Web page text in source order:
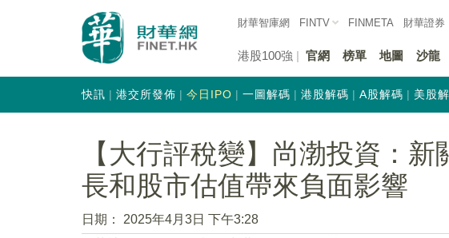
財華智庫網 FINTV FINMETA 財華證券
港股100強 官網 榜單 地圖 沙龍
快訊 港交所發佈 今日IPO 一圖解碼 港股解碼 A股解碼 美股
【大行評稅變】尚渤投資：
長和股市估值帶來負面影響
日期：
2025年4月3日 下午3:28